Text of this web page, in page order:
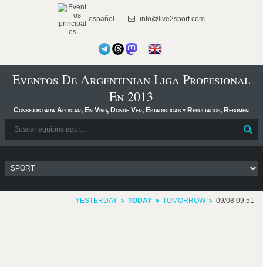
español info@live2sport.com
Eventos De Argentinian Liga Profesional
En 2013
Consejos para Apostar, En Vivo, Dónde Ver, Estadísticas y Resultados, Resumen
YESTERDAY TODAY TOMORROW 09/08 09:51